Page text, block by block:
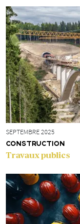
SEPTEMBRE 2025
CONSTRUCTION
Travaux publics